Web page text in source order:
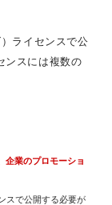
ライセンスで公
ンスには複数の
企業のプロモーショ
スで公開する必要が